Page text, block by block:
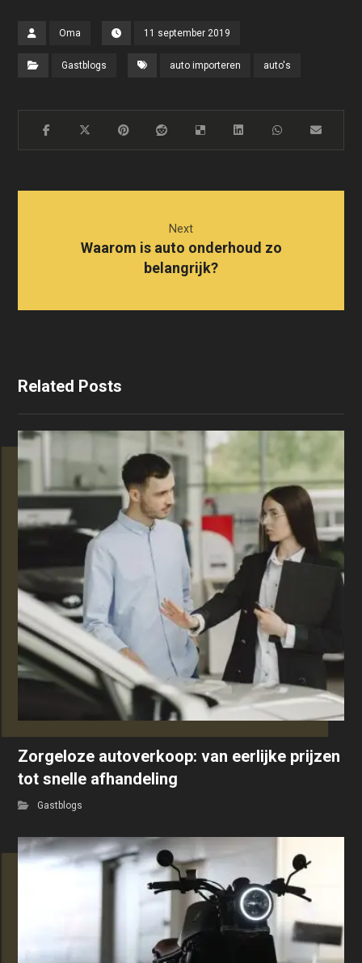
Oma 11 september 2019
Gastblogs auto importeren auto's
Next
Waarom is auto onderhoud zo
belangrijk?
Related Posts
Zorgeloze autoverkoop: van eerlijke prijzen
tot snelle afhandeling
Gastblogs